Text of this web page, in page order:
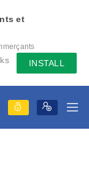
et
des
INSTALL